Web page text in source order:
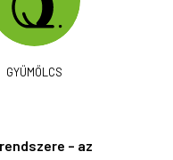
GYÜMÖLCS
– az